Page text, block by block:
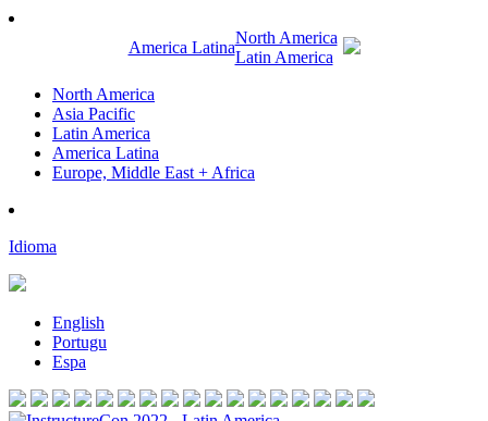
America Latina
North America
Latin America
North America
Asia Pacific
Latin America
America Latina
Europe, Middle East + Africa
Idioma
English
Portugu
Espa